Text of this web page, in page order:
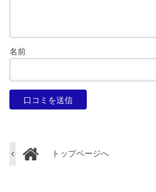
名前
トップページへ